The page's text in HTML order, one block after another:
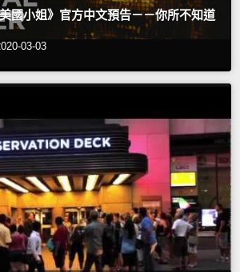
國小姐》官方中文預告－－你所不知道
03-03